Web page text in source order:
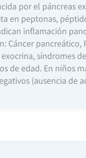
por el páncreas
en peptonas,
inflamación
síndromes
de edad. En niños
(ausencia